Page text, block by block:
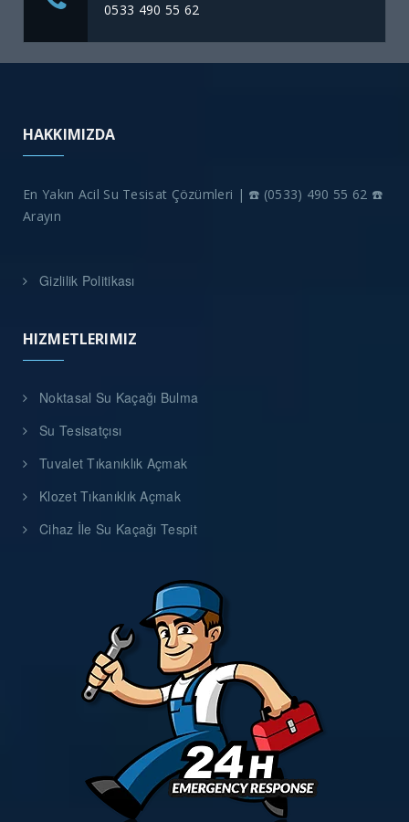
0533 490 55 62
HAKKIMIZDA
En Yakın Acil Su Tesisat Çözümleri | ☎️ (0533) 490 55 62 ☎️
Arayın
Gizlilik Politikası
HIZMETLERIMIZ
Noktasal Su Kaçağı Bulma
Su Tesisatçısı
Tuvalet Tıkanıklık Açmak
Klozet Tıkanıklık Açmak
Cihaz İle Su Kaçağı Tespit